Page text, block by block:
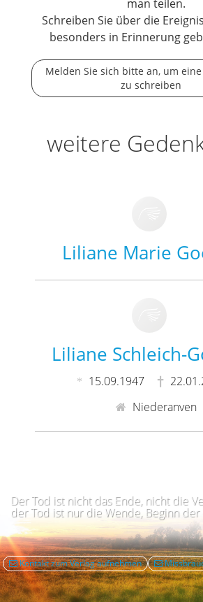
man teilen.
Schreiben Sie über die
besonders in Erinnerung
Melden Sie sich bitte an, um
zu schreiben
weitere
Liliane Marie
Liliane Schleich-
15.09.1947
Niederanven
Der Tod ist nicht das Ende, nicht die
der Tod ist nur die Wende, Beginn der
Kontakt zum Verlag aufnehmen